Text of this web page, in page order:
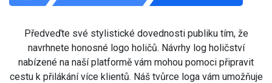
Předveďte své stylistické dovednosti publiku tím, že
navrhnete honosné logo holičů. Návrhy log holičství
nabízené na naší platformě vám mohou pomoci připravit
cestu k přilákání více klientů. Náš tvůrce loga vám umožňuje